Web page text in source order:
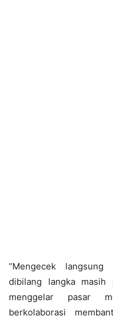
“Mengecek
dibilang langka masih
menggelar pasar
berkolaborasi